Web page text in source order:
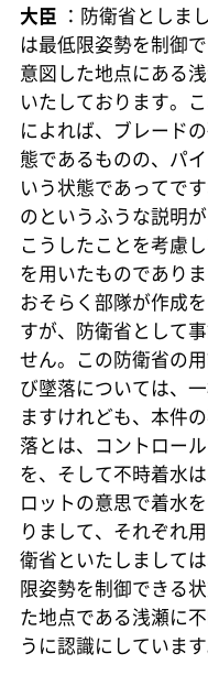
大臣 ：防衛省としま
は最低限姿勢を制御
意図した地点にある
いたしております。
によれば、ブレード
態であるものの、パ
いう状態であってで
のというふうな説明
こうしたことを考慮
を用いたものであり
おそらく部隊が作成
すが、防衛省として
せん。この防衛省の
び墜落については、
ますけれども、本件
落とは、コントロー
を、そして不時着水
ロットの意思で着水
りまして、それぞれ
衛省といたしまして
限姿勢を制御できる
た地点である浅瀬に
うに認識にしています